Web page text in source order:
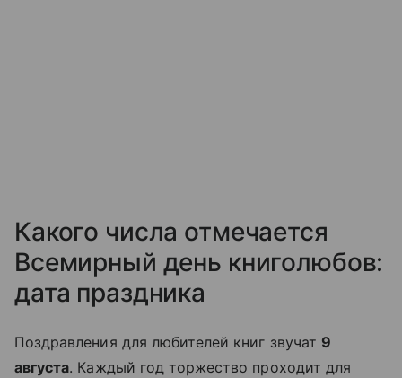
Какого числа отмечается
Всемирный день книголюбов:
дата праздника
Поздравления для любителей книг звучат 9
августа. Каждый год торжество проходит для